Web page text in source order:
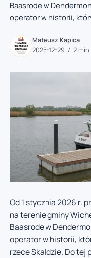
Baasrode w
operator w historii,
Mateusz Kapica
2025-12-29
2
Od 1 stycznia 2026 r.
na terenie gminy
Baasrode w
operator w historii,
rzece Skaldzie. Do tej